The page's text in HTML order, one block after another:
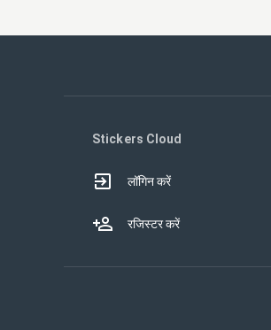
Stickers Cloud
लॉगिन करें
रजिस्टर करें